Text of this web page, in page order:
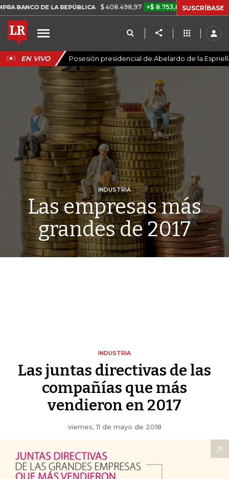
REPÚBLICA $ 408.498,97 +$ 8.753,81 +2,19% TASA DE USURA
SUSCRÍBASE
EN VIVO Posesión presidencial de Abelardo de la
INDUSTRIA
Las empresas más
grandes de 2017
INDUSTRIA
Las juntas directivas de las
compañías que más
vendieron en 2017
viernes, 11 de mayo de 2018